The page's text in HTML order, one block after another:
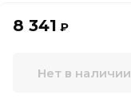
8 341 ₽
Нет в наличии